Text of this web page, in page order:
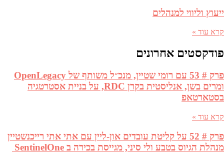
ייעוץ וליווי למנהלים
קרא עוד »
פודקסטים אחרונים
פרק # 53 עם רומי שטיין, מנכ״ל משותף של OpenLegacy
ומרים בשן, אנליסטית בקרן RDC, על בניית אסטרטגיה
בסטארטאפ
קרא עוד »
פרק # 52 על קליטת עובדים און-ליין עם אתי אתי רייכנשטיין
מנהלת הגיוס בטבע ולי סיני, מגייסת בכירה ב SentinelOne